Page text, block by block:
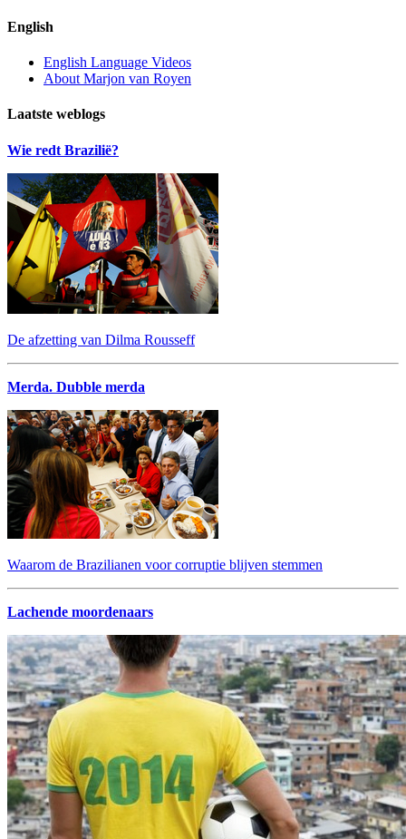
English
English Language Videos
About Marjon van Royen
Laatste weblogs
Wie redt Brazilië?
De afzetting van Dilma Rousseff
Merda. Dubble merda
Waarom de Brazilianen voor corruptie blijven stemmen
Lachende moordenaars